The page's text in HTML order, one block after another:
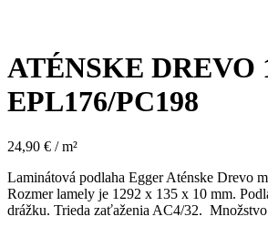
ATÉNSKE DREVO
EPL176/PC198
24,90 € / m²
Laminátová podlaha Egger Aténske Drevo
Rozmer lamely je 1292 x 135 x 10 mm.
drážku. Trieda zaťaženia AC4/32.